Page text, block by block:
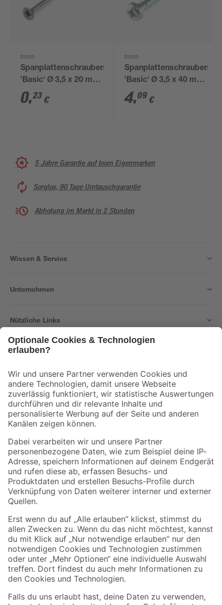
toom
Spanplattenschrauben
'Basic' Ø 3,5 x 20 mm
A2 PZ
0,23 €
toom
Spanplattenschrauben
'Basic' Ø 3,5 x 40 mm
PZ2 50 Stück
4,09 €
5 Jahre Garantie auf toom Eigenmarken
Sorglos, 90 Tage Umtauschgarantie
Abholung im Markt in 2 Stunden
Wissen & Service
Unternehmen
Nützliche Links
Der toom Newsletter: Keine Angebote und Aktionen mehr verpassen!
Zur Newsletter Anmeldung
Folge uns
Zahlungsarten Versandarten
Sicher einkaufen
Jetzt die toom-App herunterladen